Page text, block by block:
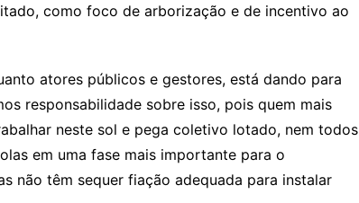
como foco de arborização e de incentivo ao
atores públicos e gestores, está dando para
responsabilidade sobre isso, pois quem mais
neste sol e pega coletivo lotado, nem todos
em uma fase mais importante para o
não têm sequer fiação adequada para instalar